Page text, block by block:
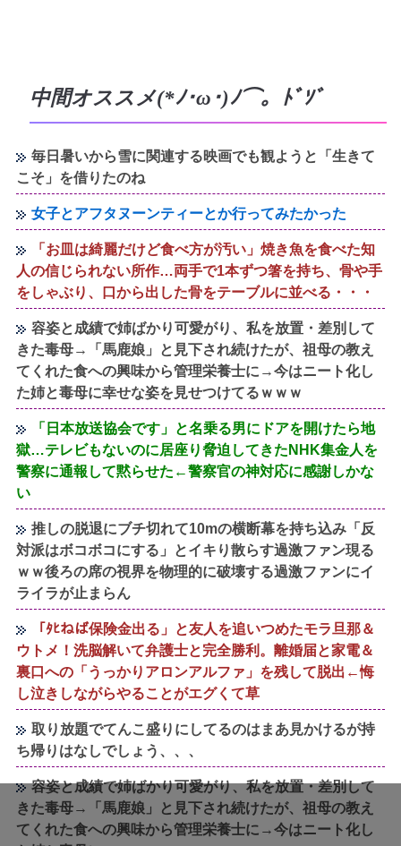
中間オススメ(*ﾉ･ω･)ﾉ⌒。ﾄﾞｿﾞ
毎日暑いから雪に関連する映画でも観ようと「生きて
こそ」を借りたのね
女子とアフタヌーンティーとか行ってみたかった
「お皿は綺麗だけど食べ方が汚い」焼き魚を食べた知
人の信じられない所作…両手で1本ずつ箸を持ち、骨や手
をしゃぶり、口から出した骨をテーブルに並べる・・・
容姿と成績で姉ばかり可愛がり、私を放置・差別して
きた毒母→「馬鹿娘」と見下され続けたが、祖母の教え
てくれた食への興味から管理栄養士に→今はニート化し
た姉と毒母に幸せな姿を見せつけてるｗｗｗ
「日本放送協会です」と名乗る男にドアを開けたら地
獄…テレビもないのに居座り脅迫してきたNHK集金人を
警察に通報して黙らせた←警察官の神対応に感謝しかな
い
推しの脱退にブチ切れて10mの横断幕を持ち込み「反
対派はボコボコにする」とイキり散らす過激ファン現る
ｗｗ後ろの席の視界を物理的に破壊する過激ファンにイ
ライラが止まらん
「ﾀﾋねば保険金出る」と友人を追いつめたモラ旦那＆
ウトメ！洗脳解いて弁護士と完全勝利。離婚届と家電＆
裏口への「うっかりアロンアルファ」を残して脱出←悔
し泣きしながらやることがエグくて草
取り放題でてんこ盛りにしてるのはまあ見かけるが持
ち帰りはなしでしょう、、、
容姿と成績で姉ばかり可愛がり、私を放置・差別して
きた毒母→「馬鹿娘」と見下され続けたが、祖母の教え
てくれた食への興味から管理栄養士に→今はニート化し